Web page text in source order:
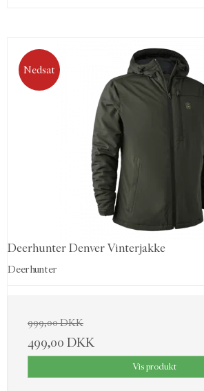
Nedsat
Deerhunter Denver Vinterjakke
Deerhunter
999,00 DKK
499,00 DKK
Vis produkt